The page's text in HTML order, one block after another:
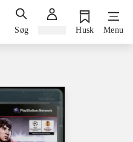
Søg Husk Menu